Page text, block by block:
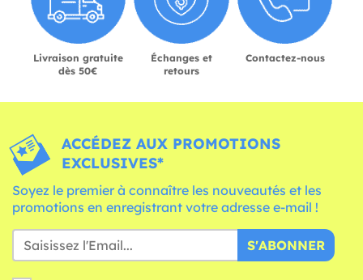
Livraison gratuite
dès 50€
Échanges et
retours
Contactez-nous
ACCÉDEZ AUX PROMOTIONS
EXCLUSIVES*
Soyez le premier à connaître les nouveautés et les
promotions en enregistrant votre adresse e-mail !
S'ABONNER